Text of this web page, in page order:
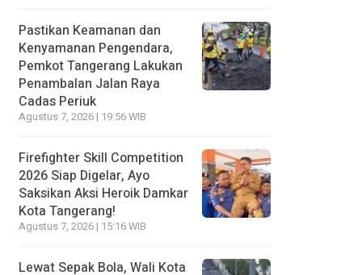
Pastikan Keamanan dan
Kenyamanan Pengendara,
Pemkot Tangerang Lakukan
Penambalan Jalan Raya
Cadas Periuk
Agustus 7, 2026 | 19:56 WIB
Firefighter Skill Competition
2026 Siap Digelar, Ayo
Saksikan Aksi Heroik Damkar
Kota Tangerang!
Agustus 7, 2026 | 15:16 WIB
Lewat Sepak Bola, Wali Kota